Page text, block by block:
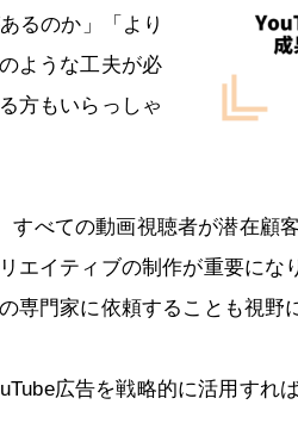
るのか」「より
ような工夫が必
方もいらっしゃ
すべての動画視聴者が潜在顧
エイティブの制作が重要にな
専門家に依頼することも視野
広告を戦略的に活用すれ